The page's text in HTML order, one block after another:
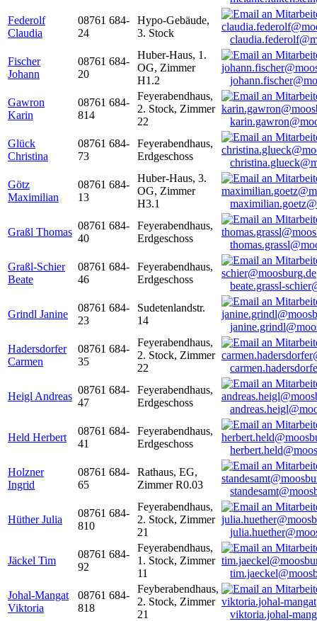
Federolf
Claudia
08761 684-
24
Hypo-Gebäude,
3. Stock
Fischer
Johann
08761 684-
20
Huber-Haus, 1.
OG, Zimmer
H1.2
Gawron
Karin
08761 684-
814
Feyerabendhaus,
2. Stock, Zimmer
22
Glück
Christina
08761 684-
73
Feyerabendhaus,
Erdgeschoss
Götz
Maximilian
08761 684-
13
Huber-Haus, 3.
OG, Zimmer
H3.1
Graßl Thomas
08761 684-
40
Feyerabendhaus,
Erdgeschoss
Graßl-Schier
Beate
08761 684-
46
Feyerabendhaus,
Erdgeschoss
beate.grassl-
Grindl Janine
08761 684-
23
Sudetenlandstr.
14
Hadersdorfer
Carmen
08761 684-
35
Feyerabendhaus,
2. Stock, Zimmer
22
Heigl Andreas
08761 684-
47
Feyerabendhaus,
Erdgeschoss
Held Herbert
08761 684-
41
Feyerabendhaus,
Erdgeschoss
Holzner
Ingrid
08761 684-
65
Rathaus, EG,
Zimmer R0.03
Hüther Julia
08761 684-
810
Feyerabendhaus,
2. Stock, Zimmer
21
Jäckel Tim
08761 684-
92
Feyerabendhaus,
1. Stock, Zimmer
11
Johal-Mangat
Viktoria
08761 684-
818
Feyberabendhaus,
2. Stock, Zimmer
21
viktoria.johal-